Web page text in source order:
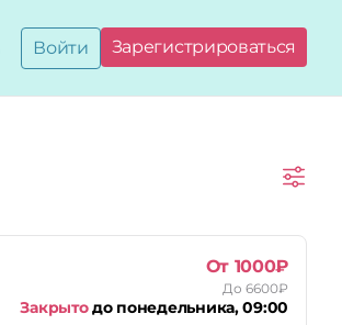
Добавить,
Войти Зарегистрироваться
От 1000₽
До 6600₽
Закрытодо понедельника, 09:00